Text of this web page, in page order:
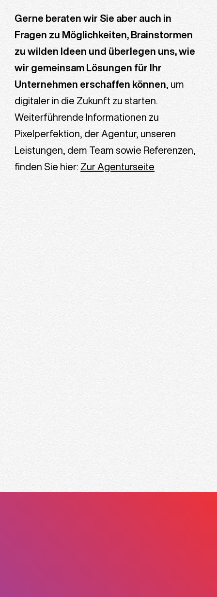
Gerne beraten wir Sie aber auch in
Fragen zu Möglichkeiten, Brainstormen
zu wilden Ideen und überlegen uns, wie
wir gemeinsam Lösungen für Ihr
Unternehmen erschaffen können, um
digitaler in die Zukunft zu starten.
Weiterführende Informationen zu
Pixelperfektion, der Agentur, unseren
Leistungen, dem Team sowie Referenzen,
finden Sie hier: Zur Agenturseite